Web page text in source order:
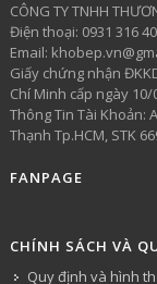
CÔNG TY TNHH
​Điện thoại: 0931 316
Email:
Giấy chứng nhận
Chí Minh cấp ngày 10/
Thông Tin Tài Khoản:
Thạnh Tp.HCM, STK
FANPAGE
CHÍNH SÁCH VÀ
Quy định và hình